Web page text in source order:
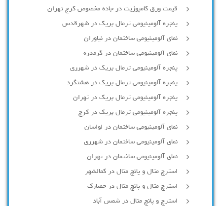
قیمت ورق کامپوزیت در جاده مخصوص کرج تهران
پنجره آلومینیومی ترمال بریک در شهرقدس
نمای آلومینیومی ساختمان در نیاوران
نمای آلومینیومی ساختمان در گرمدره
پنجره آلومینیومی ترمال بریک در شهرری
پنجره آلومینیومی ترمال بریک در هشتگرد
پنجره آلومینیومی ترمال بریک در تهران
پنجره آلومینیومی ترمال بریک در کرج
نمای آلومینیومی ساختمان در لواسان
نمای آلومینیومی ساختمان در شهرری
نمای آلومینیومی ساختمان در تهران
استرچ متال و پانچ متال در کمالشهر
استرچ متال و پانچ متال در حصارك
استرچ و پانچ متال در شمس آباد